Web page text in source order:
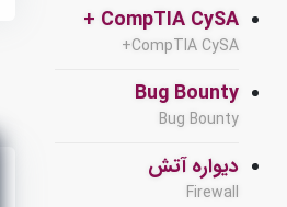
CompTIA CySA +
CompTIA CySA+
Bug Bounty
Bug Bounty
دیواره آتش
Firewall